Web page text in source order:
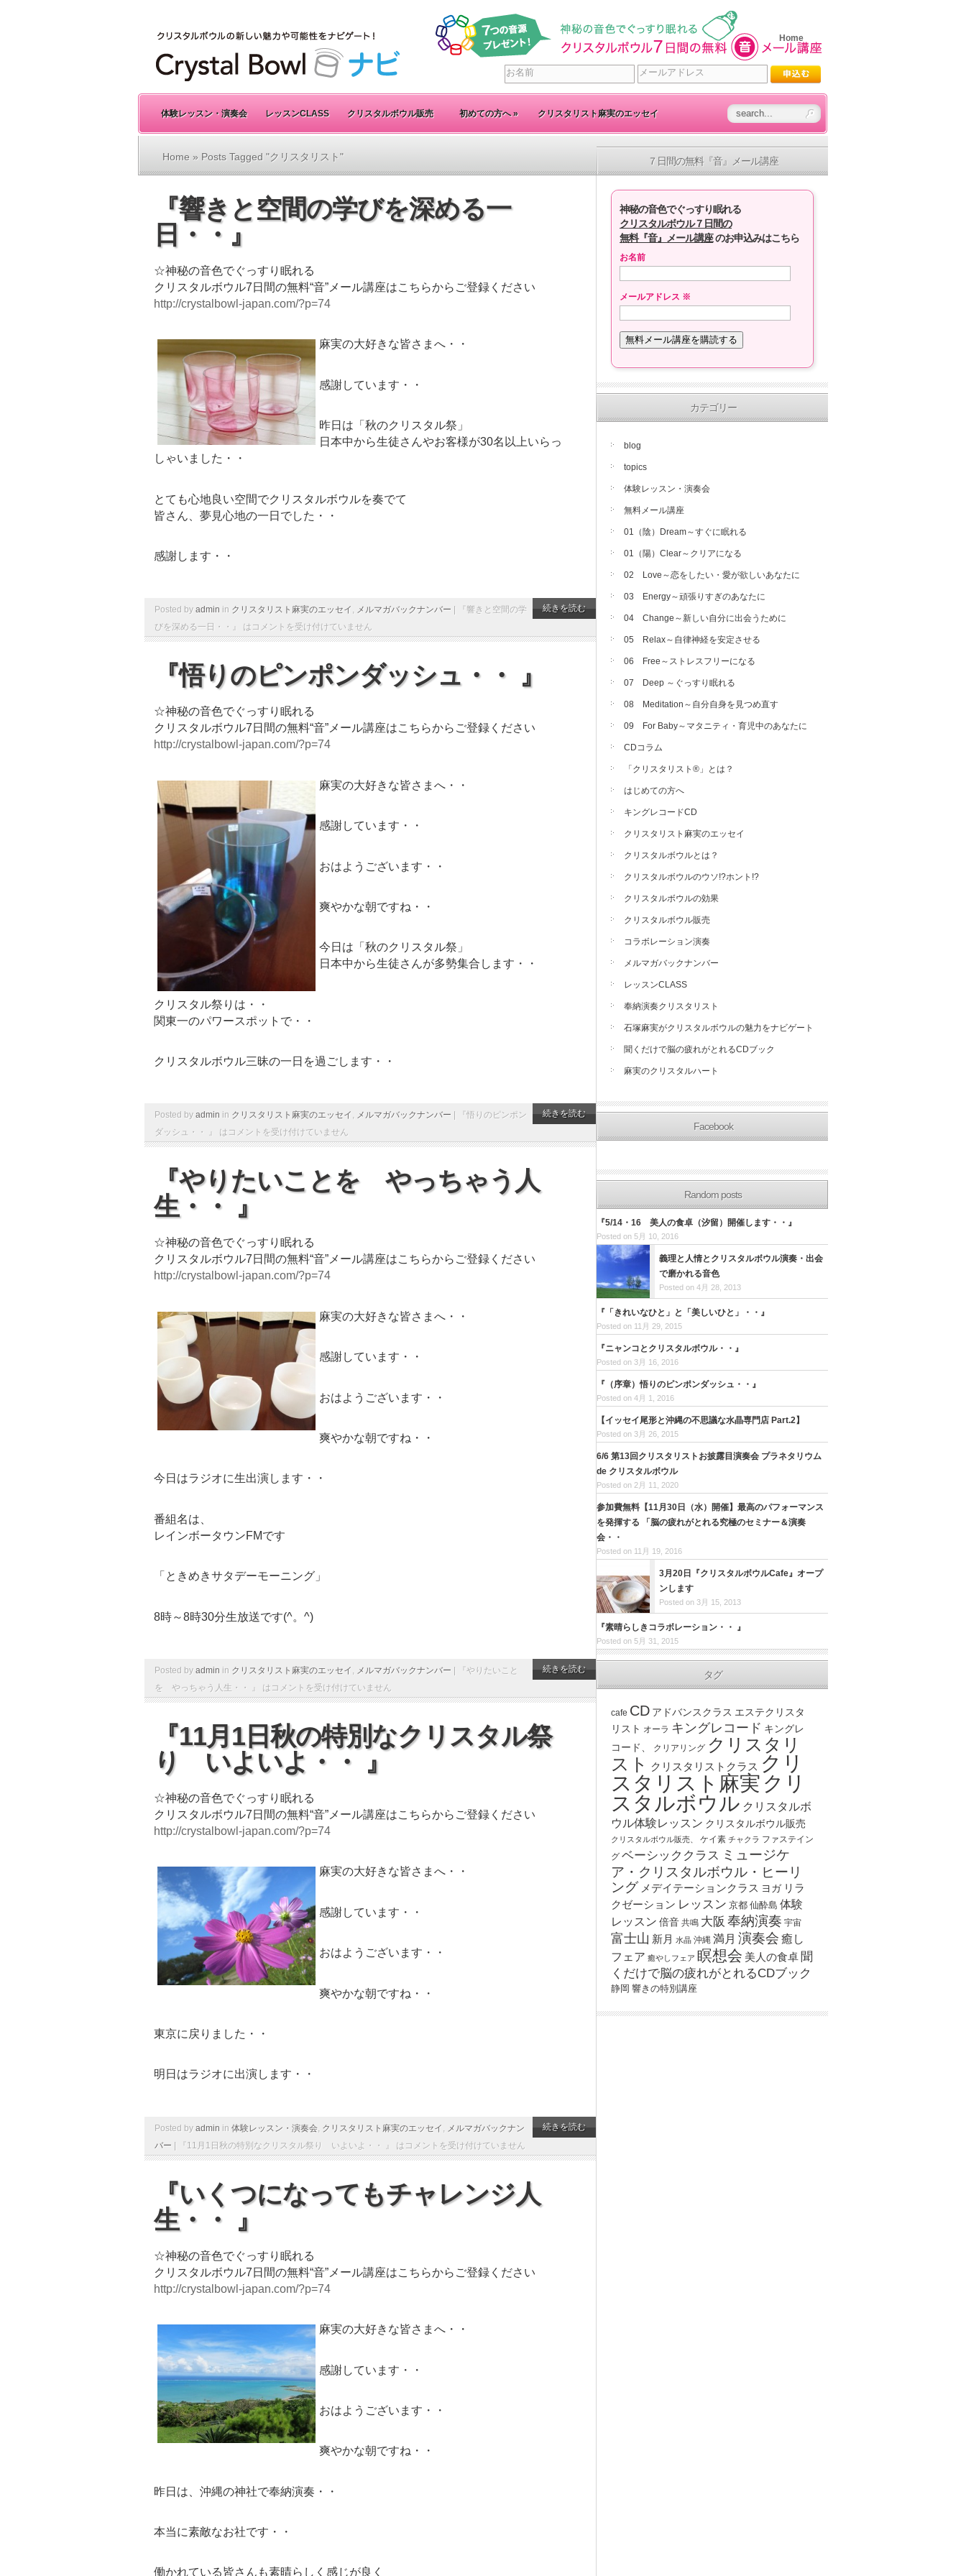
Home
体験レッスン・演奏会 レッスンCLASS クリスタルボウル販売 初めての方へ» クリスタリスト麻実のエッセイ
Home » Posts Tagged "クリスタリスト"
『響きと空間の学びを深める一
日・・』
☆神秘の音色でぐっすり眠れる
クリスタルボウル7日間の無料“音”メール講座はこちらからご登録ください
http://crystalbowl-japan.com/?p=74
麻実の大好きな皆さまへ・・
感謝しています・・
昨日は「秋のクリスタル祭」
日本中から生徒さんやお客様が30名以上いらっ
しゃいました・・
とても心地良い空間でクリスタルボウルを奏でて
皆さん、夢見心地の一日でした・・
感謝します・・
Posted by admin in クリスタリスト麻実のエッセイ , メルマガバックナンバー
『響きと空間の学
びを深める一日・・』 は コメントを受け付けていません
続きを読む
『悟りのピンポンダッシュ・・ 』
☆神秘の音色でぐっすり眠れる
クリスタルボウル7日間の無料“音”メール講座はこちらからご登録ください
http://crystalbowl-japan.com/?p=74
麻実の大好きな皆さまへ・・
感謝しています・・
おはようございます・・
爽やかな朝ですね・・
今日は「秋のクリスタル祭」
日本中から生徒さんが多勢集合します・・
クリスタル祭りは・・
関東一のパワースポットで・・
クリスタルボウル三昧の一日を過ごします・・
Posted by admin in クリスタリスト麻実のエッセイ , メルマガバックナンバー
『悟りのピンポン
ダッシュ・・ 』 は コメントを受け付けていません
続きを読む
『やりたいことを やっちゃう人
生・・ 』
☆神秘の音色でぐっすり眠れる
クリスタルボウル7日間の無料“音”メール講座はこちらからご登録ください
http://crystalbowl-japan.com/?p=74
麻実の大好きな皆さまへ・・
感謝しています・・
おはようございます・・
爽やかな朝ですね・・
今日はラジオに生出演します・・
番組名は、
レインボータウンFMです
「ときめきサタデーモーニング」
8時～8時30分生放送です(^。^)
Posted by admin in クリスタリスト麻実のエッセイ , メルマガバックナンバー
『やりたいこと
を やっちゃう人生・・ 』 は コメントを受け付けていません
続きを読む
『11月1日秋の特別なクリスタル祭
り いよいよ・・ 』
☆神秘の音色でぐっすり眠れる
クリスタルボウル7日間の無料“音”メール講座はこちらからご登録ください
http://crystalbowl-japan.com/?p=74
麻実の大好きな皆さまへ・・
感謝しています・・
おはようございます・・
爽やかな朝ですね・・
東京に戻りました・・
明日はラジオに出演します・・
Posted by admin in 体験レッスン・演奏会 クリスタリスト麻実のエッセイ
メルマガバックナン
バー | 『11月1日秋の特別なクリスタル祭り いよいよ・・ 』 は コメントを受け付けていません
続きを読む
『いくつになってもチャレンジ人
生・・ 』
☆神秘の音色でぐっすり眠れる
クリスタルボウル7日間の無料“音”メール講座はこちらからご登録ください
http://crystalbowl-japan.com/?p=74
麻実の大好きな皆さまへ・・
感謝しています・・
おはようございます・・
爽やかな朝ですね・・
昨日は、沖縄の神社で奉納演奏・・
本当に素敵なお社です・・
働かれている皆さんも素晴らしく感じが良く
７日間の無料『音』メール講座
神秘の音色でぐっすり眠れる
クリスタルボウル７日間の
無料『音』メール講座のお申込みはこちら
お名前
メールアドレス ※
カテゴリー
blog
topics
体験レッスン・演奏会
無料メール講座
01（陰）Dream～すぐに眠れる
01（陽）Clear～クリアになる
02 Love～恋をしたい・愛が欲しいあなたに
03 Energy～頑張りすぎのあなたに
04 Change～新しい自分に出会うために
05 Relax～自律神経を安定させる
06 Free～ストレスフリーになる
07 Deep ～ぐっすり眠れる
08 Meditation～自分自身を見つめ直す
09 For Baby～マタニティ・育児中のあなたに
CDコラム
「クリスタリスト®」とは？
はじめての方へ
キングレコードCD
クリスタリスト麻実のエッセイ
クリスタルボウルとは？
クリスタルボウルのウソ!?ホント!?
クリスタルボウルの効果
クリスタルボウル販売
コラボレーション演奏
メルマガバックナンバー
レッスンCLASS
奉納演奏クリスタリスト
石塚麻実がクリスタルボウルの魅力をナビゲート
聞くだけで脳の疲れがとれるCDブック
麻実のクリスタルハート
Facebook
Random posts
『5/14・16 美人の食卓（汐留）開催します・・』
Posted on 5月 10, 2016
義理と人情とクリスタルボウル演奏・出会
で磨かれる音色
Posted on 4月 28, 2013
『「きれいなひと」と「美しいひと」・・』
Posted on 11月 29, 2015
『ニャンコとクリスタルボウル・・』
Posted on 3月 16, 2016
『（序章）悟りのピンポンダッシュ・・』
Posted on 4月 1, 2016
【イッセイ尾形と沖縄の不思議な水晶専門店 Part.2】
Posted on 3月 26, 2015
6/6 第13回クリスタリストお披露目演奏会 プラネタリウム
de クリスタルボウル
Posted on 2月 11, 2020
参加費無料【11月30日（水）開催】最高のパフォーマンス
を発揮する 「脳の疲れがとれる究極のセミナー＆演奏
会・・
Posted on 11月 19, 2016
3月20日『クリスタルボウルCafe』オープ
ンします
Posted on 3月 15, 2013
『素晴らしきコラボレーション・・ 』
Posted on 5月 31, 2015
タグ
cafe CD アドバンスクラス エステクリスタ
リスト オーラ キングレコード キングレ
コード、
クリアリング クリスタリ
スト
クリスタリストクラス クリ
スタリスト麻実 クリ
スタルボウル クリスタルボ
ウル体験レッスン クリスタルボウル販売
クリスタルボウル販売、 ケイ素 チャクラ ファステイン
グ ベーシッククラス ミュージケ
ア・クリスタルボウル・ヒーリ
ング メデイテーションクラス ヨガ リラ
クゼーション レッスン 京都 仙酔島 体験
レッスン 倍音 共鳴 大阪 奉納演奏 宇宙
富士山 新月 水晶 沖縄 満月 演奏会 癒し
フェア 癒やしフェア 瞑想会 美人の食卓 聞
くだけで脳の疲れがとれるCDブック
静岡 響きの特別講座